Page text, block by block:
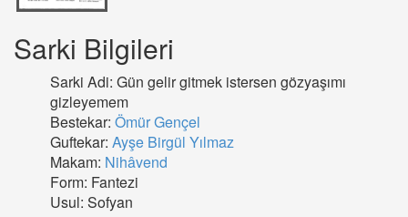
Sarki Bilgileri
Sarki Adi: Gün gelir gitmek istersen gözyaşımı
gizleyemem
Bestekar: Ömür Gençel
Guftekar: Ayşe Birgül Yılmaz
Makam: Nihâvend
Form: Fantezi
Usul: Sofyan